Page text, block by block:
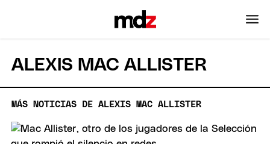
ALEXIS MAC ALLISTER
MÁS NOTICIAS DE ALEXIS MAC ALLISTER